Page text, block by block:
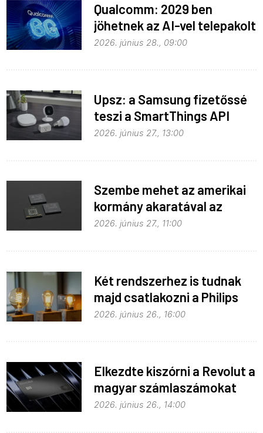
Qualcomm: 2029 ben
jöhetnek az AI-vel telepakolt
6G-s telefonok
2026. június 28., 09:00
Upsz: a Samsung fizetőssé
teszi a SmartThings API
hozzáférést
2026. június 27., 13:00
Szembe mehet az amerikai
kormány akaratával az
Apple
2026. június 27., 11:00
Két rendszerhez is tudnak
majd csatlakozni a Philips
Hue égők
2026. június 26., 16:00
Elkezdte kiszórni a Revolut a
magyar számlaszámokat
2026. június 26., 14:00